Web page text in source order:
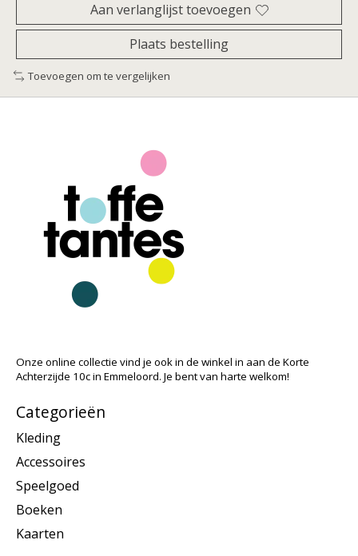
Aan verlanglijst toevoegen
Plaats bestelling
Toevoegen om te vergelijken
Onze online collectie vind je ook in de winkel in aan de Korte
Achterzijde 10c in Emmeloord. Je bent van harte welkom!
Categorieën
Kleding
Accessoires
Speelgoed
Boeken
Kaarten